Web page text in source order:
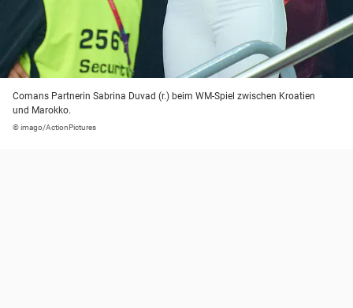
Comans Partnerin Sabrina Duvad (r.) beim WM-Spiel zwischen Kroatien
und Marokko.
© imago/ActionPictures